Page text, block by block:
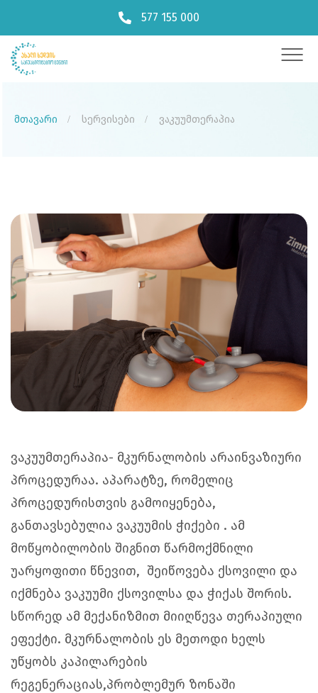
577 155 000
მთავარი სერვისები ვაკუუმთერაპია
ვაკუუმთერაპია- მკურნალობის არაინვაზიური
პროცედურაა. აპარატზე, რომელიც
პროცედურისთვის გამოიყენება,
განთავსებულია ვაკუუმის ჭიქები . ამ
მოწყობილობის შიგნით წარმოქმნილი
უარყოფითი წნევით, შეიწოვება ქსოვილი და
იქმნება ვაკუუმი ქსოვილსა და ჭიქას შორის.
სწორედ ამ მექანიზმით მიიღწევა თერაპიული
ეფექტი. მკურნალობის ეს მეთოდი ხელს
უწყობს კაპილარების
რეგენერაციას,პრობლემურ ზონაში